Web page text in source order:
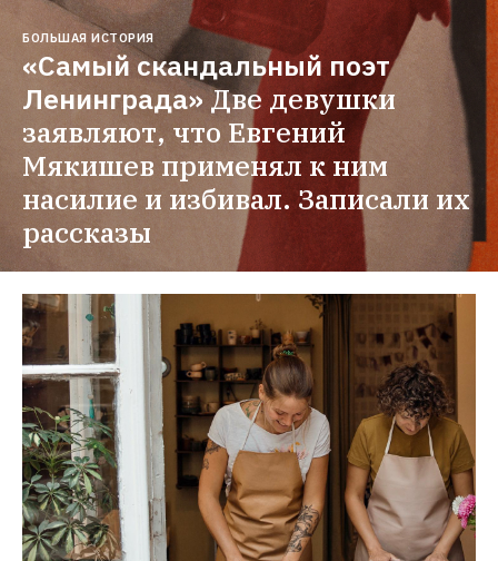
БОЛЬШАЯ ИСТОРИЯ
«Самый скандальный поэт
Ленинграда»Две девушки
заявляют, что Евгений
Мякишев применял к ним
насилие и избивал. Записали их
рассказы